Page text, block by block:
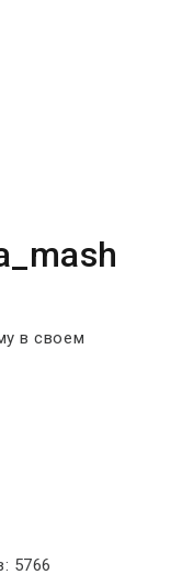
в своем
5766